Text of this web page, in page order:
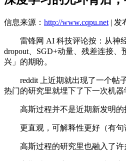
信息来源： http://www.cqpu.net | 发
雷锋网 AI 科技评论按：从神经
dropout、SGD+动量、残差连接
兴」的期盼。
reddit 上近期就出现了一个帖子
热门的研究里就埋下了下一次机
高斯过程并不是近期新发明的
更直观，可解释性更好（有句
高斯过程的研究里也融入了许多